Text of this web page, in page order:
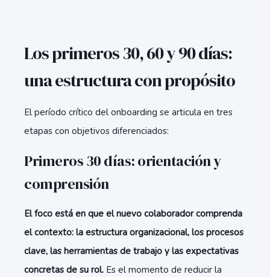
Los primeros 30, 60 y 90 días:
una estructura con propósito
El período crítico del onboarding se articula en tres
etapas con objetivos diferenciados:
Primeros 30 días: orientación y
comprensión
El foco está en que el nuevo colaborador comprenda
el contexto: la estructura organizacional, los procesos
clave, las herramientas de trabajo y las expectativas
concretas de su rol. Es el momento de reducir la